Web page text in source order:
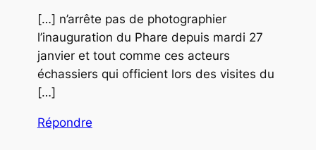
[…] n’arrête pas de photographier
l’inauguration du Phare depuis mardi 27
janvier et tout comme ces acteurs
échassiers qui officient lors des visites du
[…]
Répondre